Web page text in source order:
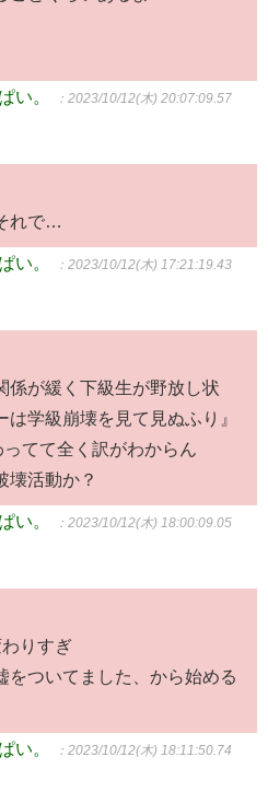
い。 ：2023/10/12(木) 20:07:09.57
れで…
い。 ：2023/10/12(木) 17:21:19.43
係が緩く下級生が野放し状
学級崩壊を見て見ぬふり』
てて全く訳がわからん
壊活動か？
い。 ：2023/10/12(木) 18:00:09.05
りすぎ
をついてました、から始める
い。 ：2023/10/12(木) 18:11:50.74